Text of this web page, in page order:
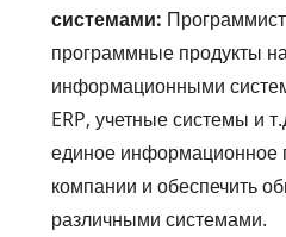
системами:
программные продукты
информационными
ERP, учетные системы и
единое информационное
компании и обеспечить
различными системами.